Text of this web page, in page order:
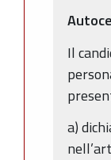
Il
a)